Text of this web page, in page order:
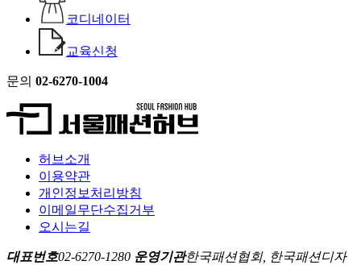
코디네이터
교육신청
문의 02-6270-1004
허브소개
이용약관
개인정보처리방침
이메일무단수집거부
오시는길
대표번호02-6270-1280 운영기관한국패션협회, 한국패션디자